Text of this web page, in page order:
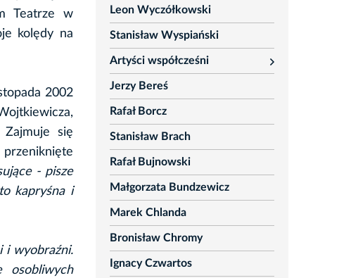
Teatrze w
kolędy na
2002
Zajmuje się
przeniknięte
- pisze
kapryśna i
i wyobraźni.
osobliwych
Leon Wyczółkowski
Stanisław Wyspiański
Artyści współcześni
rozwiń
Jerzy Bereś
Rafał Borcz
Stanisław Brach
Rafał Bujnowski
Małgorzata Bundzewicz
Marek Chlanda
Bronisław Chromy
Ignacy Czwartos